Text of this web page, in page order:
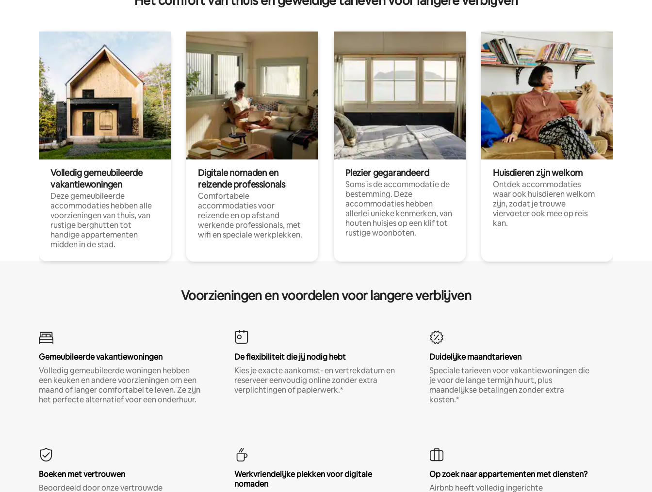
Volledig gemeubileerde
vakantiewoningen
Deze gemeubileerde
accommodaties hebben alle
voorzieningen van thuis, van
rustige berghutten tot
handige appartementen
midden in de stad.
Digitale nomaden en
reizende professionals
Comfortabele
accommodaties voor
reizende en op afstand
werkende professionals, met
wifi en speciale werkplekken.
Plezier gegarandeerd
Soms is de accommodatie de
bestemming. Deze
accommodaties hebben
allerlei unieke kenmerken, van
houten huisjes op een klif tot
rustige woonboten.
Huisdieren zijn welkom
Ontdek accommodaties
waar ook huisdieren welkom
zijn, zodat je trouwe
viervoeter ook mee op reis
kan.
Voorzieningen en voordelen voor langere verblijven
Gemeubileerde vakantiewoningen
Volledig gemeubileerde woningen hebben
een keuken en andere voorzieningen om een
maand of langer comfortabel te leven. Ze zijn
het perfecte alternatief voor een onderhuur.
De flexibiliteit die jij nodig hebt
Kies je exacte aankomst- en vertrekdatum en
reserveer eenvoudig online zonder extra
verplichtingen of papierwerk.*
Duidelijke maandtarieven
Speciale tarieven voor vakantiewoningen die
je voor de lange termijn huurt, plus
maandelijkse betalingen zonder extra
kosten.*
Boeken met vertrouwen
Beoordeeld door onze vertrouwde
Werkvriendelijke plekken voor digitale
nomaden
Op zoek naar appartementen met diensten?
Airbnb heeft volledig ingerichte